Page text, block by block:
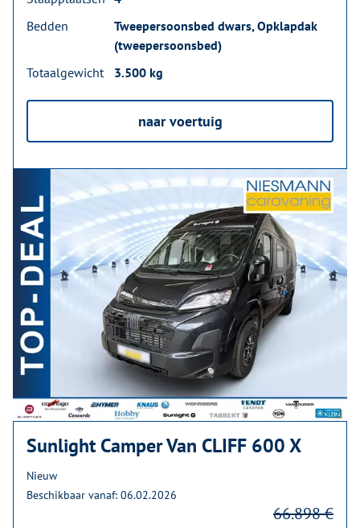
Bedden
Tweepersoonsbed dwars, Opklapdak
(tweepersoonsbed)
Totaalgewicht
3.500 kg
naar voertuig
Sunlight Camper Van CLIFF 600 X
Nieuw
Beschikbaar vanaf: 06.02.2026
66.898 €